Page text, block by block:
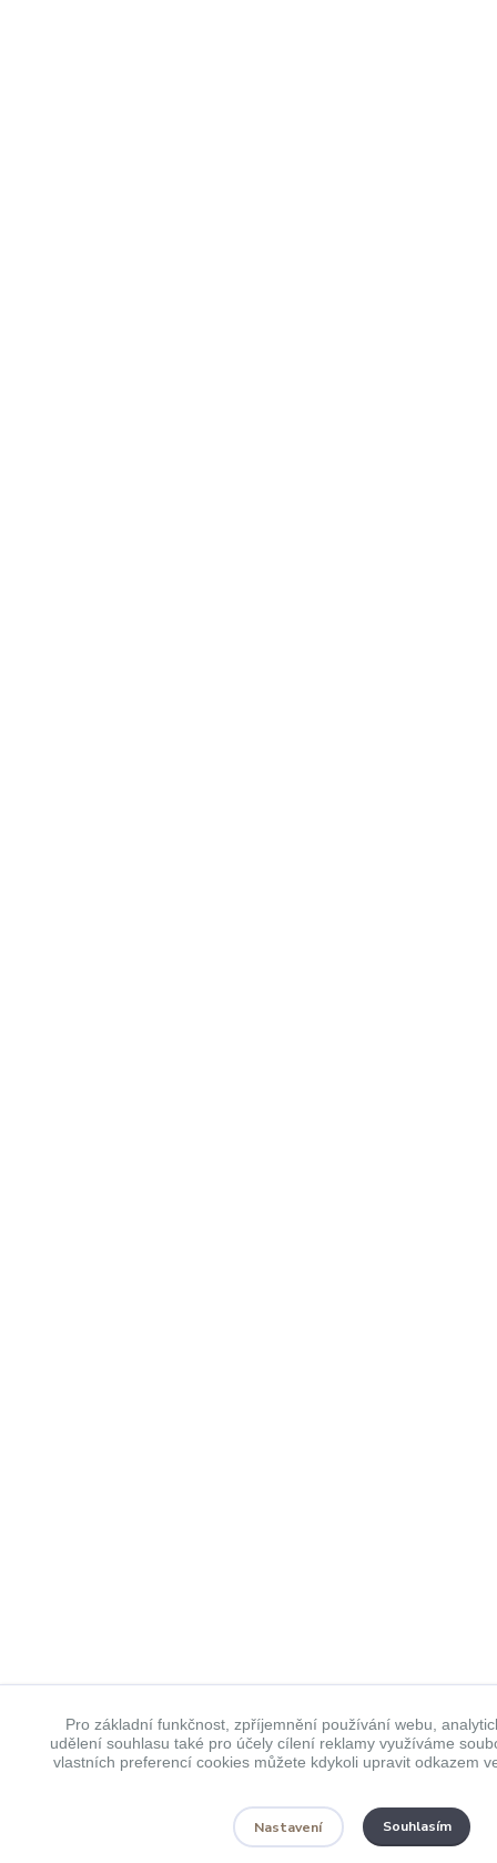
Pro základní funkčnost, zpříjemnění používání webu,
udělení souhlasu také pro účely cílení reklamy využíváme
vlastních preferencí cookies můžete kdykoli upravit odkazem
Nastavení Souhlasím